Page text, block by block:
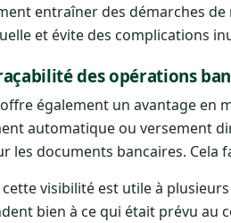
entraîner des démarches
et évite des complications
des opérations
également un avantage en
automatique ou versement
les documents bancaires. Cela
visibilité est utile à
bien à ce qui était prévu au